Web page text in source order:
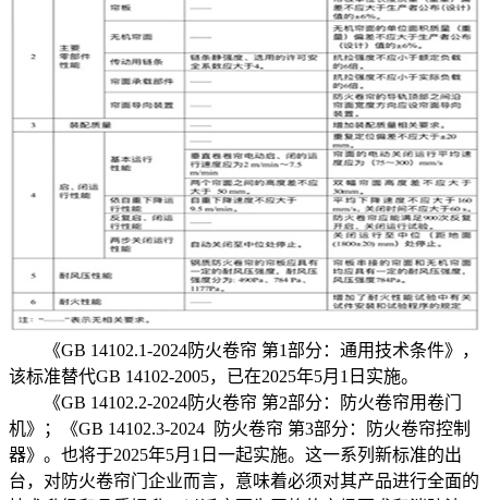
《GB 14102.1-2024防火卷帘 第1部分：通用技术条件》，
该标准替代GB 14102-2005，已在2025年5月1日实施。
《GB 14102.2-2024防火卷帘 第2部分：防火卷帘用卷门
机》；《GB 14102.3-2024 防火卷帘 第3部分：防火卷帘控制
器》。也将于2025年5月1日一起实施。这一系列新标准的出
台，对防火卷帘门企业而言，意味着必须对其产品进行全面的